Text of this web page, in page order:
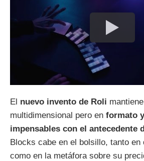
El nuevo invento de Roli
multidimensional pero en formato
impensables con el antecedente
Blocks cabe en el bolsillo, tanto en
como en la metáfora sobre su